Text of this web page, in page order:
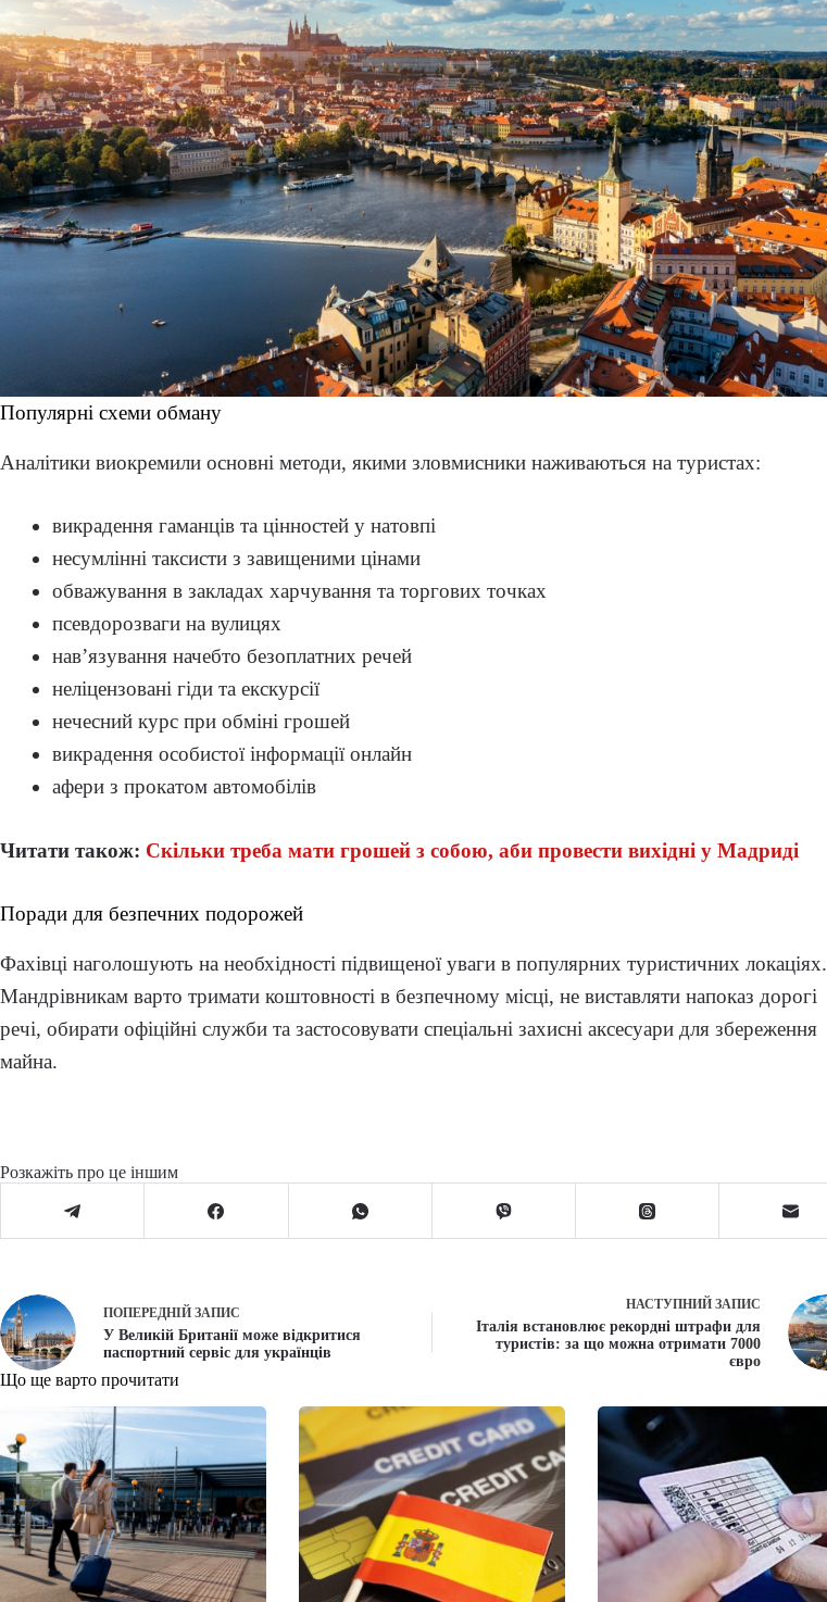
Популярні схеми обману
Аналітики виокремили основні методи, якими зловмисники наживаються на туристах:
викрадення гаманців та цінностей у натовпі
несумлінні таксисти з завищеними цінами
обважування в закладах харчування та торгових точках
псевдорозваги на вулицях
нав’язування начебто безоплатних речей
неліцензовані гіди та екскурсії
нечесний курс при обміні грошей
викрадення особистої інформації онлайн
афери з прокатом автомобілів
Читати також: Скільки треба мати грошей з собою, аби провести вихідні у Мадриді
Поради для безпечних подорожей
Фахівці наголошують на необхідності підвищеної уваги в популярних туристичних локаціях.
Мандрівникам варто тримати коштовності в безпечному місці, не виставляти напоказ дорогі
речі, обирати офіційні служби та застосовувати спеціальні захисні аксесуари для збереження
майна.
Розкажіть про це іншим
ПОПЕРЕДНІЙ ЗАПИС
У Великій Британії може відкритися
паспортний сервіс для українців
НАСТУПНИЙ ЗАПИС
Італія встановлює рекордні штрафи для
туристів: за що можна отримати 7000
євро
Що ще варто прочитати